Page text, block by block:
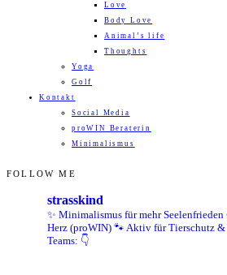
Love
Body Love
Animal’s life
Thoughts
Yoga
Golf
Kontakt
Social Media
proWIN Beraterin
Minimalismus
FOLLOW ME
strasskind
✨ Minimalismus für mehr Seelenfrieden
Herz (proWIN) 🐾 Aktiv für Tierschutz
Teams: 👇